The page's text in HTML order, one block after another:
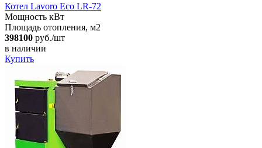
Котел Lavoro Eco LR-72
Мощность кВт
Площадь отопления, м2
398100 руб./шт
в наличии
Купить